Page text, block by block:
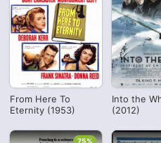
From Here To
Eternity (1953)
Into the
(2012)
75%